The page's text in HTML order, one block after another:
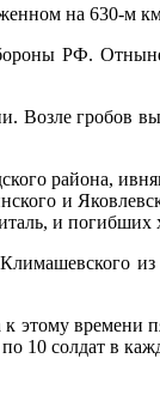
на 630-м
РФ.
Возле гробов
района,
и
и погибших
из
этому
10 солдат в